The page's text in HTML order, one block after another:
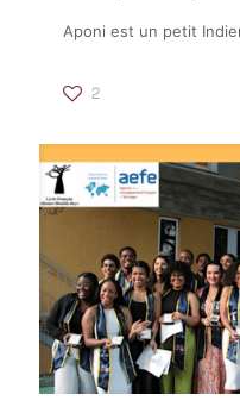
Aponi est un petit
2